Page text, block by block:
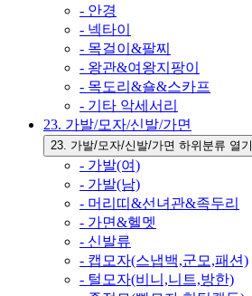
- 안경
- 넥타이
- 목걸이&팔찌
- 왕관&여왕지팡이
- 목도리&숄&스카프
- 기타 악세서리
23. 가발/모자/신발/가면
23. 가발/모자/신발/가면 하위분류 열기
- 가발(여)
- 가발(남)
- 머리띠&선녀관&족두리
- 가면&헬멧
- 신발류
- 캡모자(스냅백,군모,패션)
- 털모자(비니,니트,방한)